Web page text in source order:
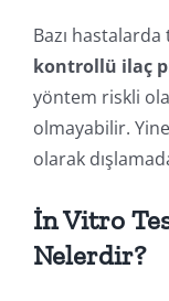
Bazı
kontrollü ilaç
yöntem riskli
olmayabilir.
olarak
İn Vitro
Nelerdir?